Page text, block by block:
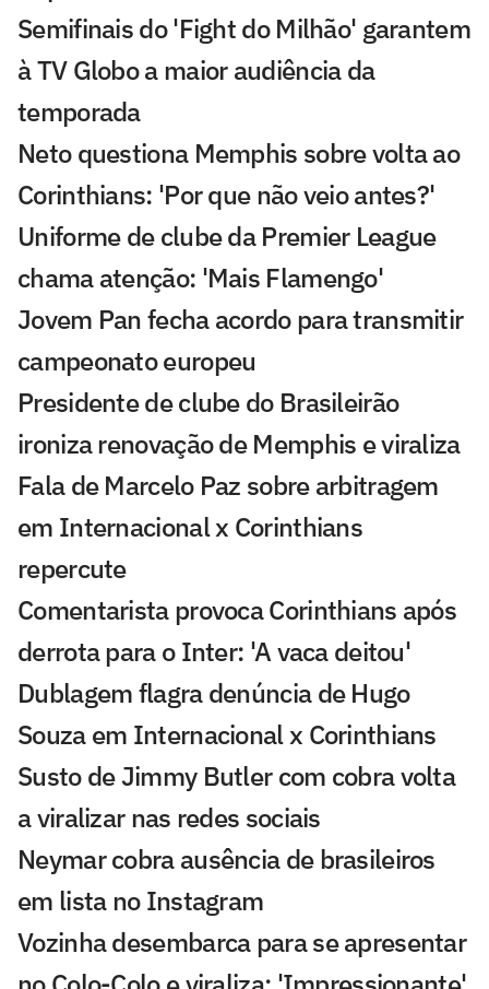
Semifinais do 'Fight do Milhão' garantem
à TV Globo a maior audiência da
temporada
Neto questiona Memphis sobre volta ao
Corinthians: 'Por que não veio antes?'
Uniforme de clube da Premier League
chama atenção: 'Mais Flamengo'
Jovem Pan fecha acordo para transmitir
campeonato europeu
Presidente de clube do Brasileirão
ironiza renovação de Memphis e viraliza
Fala de Marcelo Paz sobre arbitragem
em Internacional x Corinthians
repercute
Comentarista provoca Corinthians após
derrota para o Inter: 'A vaca deitou'
Dublagem flagra denúncia de Hugo
Souza em Internacional x Corinthians
Susto de Jimmy Butler com cobra volta
a viralizar nas redes sociais
Neymar cobra ausência de brasileiros
em lista no Instagram
Vozinha desembarca para se apresentar